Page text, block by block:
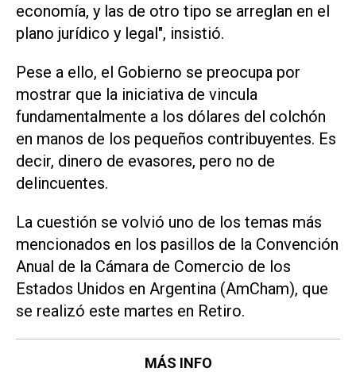
economía, y las de otro tipo se arreglan en el
plano jurídico y legal", insistió.
Pese a ello, el Gobierno se preocupa por
mostrar que la iniciativa de vincula
fundamentalmente a los dólares del colchón
en manos de los pequeños contribuyentes. Es
decir, dinero de evasores, pero no de
delincuentes.
La cuestión se volvió uno de los temas más
mencionados en los pasillos de la Convención
Anual de la Cámara de Comercio de los
Estados Unidos en Argentina (AmCham), que
se realizó este martes en Retiro.
MÁS INFO